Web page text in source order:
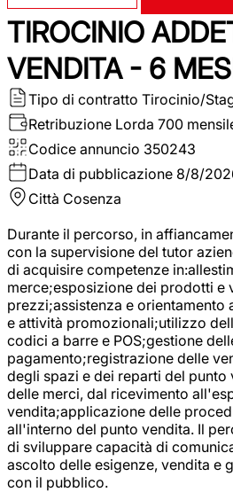
TIROCINIO
VENDITA - 6
Tipo di contratto Tirocinio/
Retribuzione Lorda 700
Codice annuncio 350243
Data di pubblicazione 8/8/
Città Cosenza
Durante il percorso, in
con la supervisione del tutor
di acquisire competenze
merce;esposizione dei prodotti e
prezzi;assistenza e orientamento
e attività promozionali;utilizzo
codici a barre e POS;gestione
pagamento;registrazione delle
degli spazi e dei reparti del
delle merci, dal ricevimento
vendita;applicazione delle
all'interno del punto vendita. Il
di sviluppare capacità di
ascolto delle esigenze, vendita e
con il pubblico.